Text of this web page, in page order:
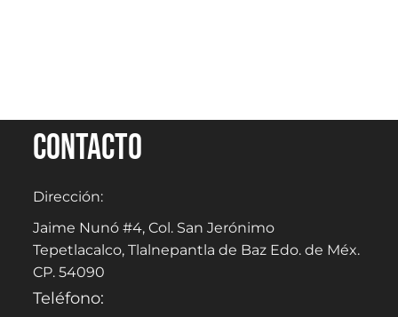
Contacto
Dirección:
Jaime Nunó #4, Col. San Jerónimo
Tepetlacalco, Tlalnepantla de Baz Edo. de Méx.
CP. 54090
Teléfono: